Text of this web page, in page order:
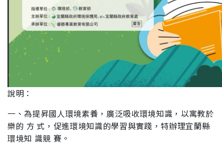
說明：
一、為提昇國人環境素養，廣泛吸收環境知識，以寓教於
樂的 方 式，促進環境知識的學習與實踐，特辦理宜蘭縣
環境知 識競 賽。